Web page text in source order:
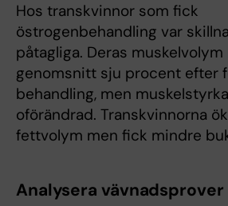
Hos transkvinnor som fick
östrogenbehandling var
påtagliga. Deras
genomsnitt sju procent efter
behandling, men
oförändrad. Transkvinnorna
fettvolym men fick mindre
Analysera vävnadsprover